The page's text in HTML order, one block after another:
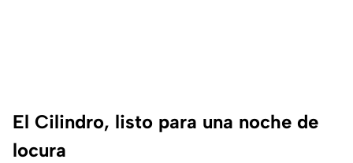
El Cilindro, listo para una noche de
locura